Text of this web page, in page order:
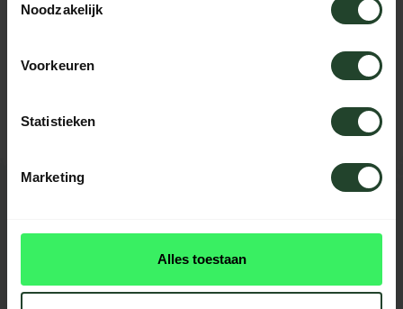
Noodzakelijk
Voorkeuren
Statistieken
Marketing
Alles toestaan
Kontaktieren Sie uns, unsere Kollegen
keine reviews